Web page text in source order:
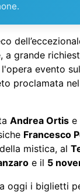
a grande
l'opera evento
proclamata
Andrea Ortis e
Francesco
mistica, al
e il 5
oggi i biglietti